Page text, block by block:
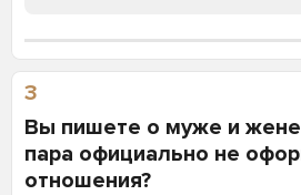
3
Вы пишете о муже и
пара официально не
отношения?